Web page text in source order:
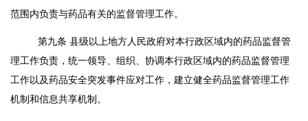
范围内负责与药品有关的监督管理工作。
第九条 县级以上地方人民政府对本行政区域内的药品监督管
理工作负责，统一领导、组织、协调本行政区域内的药品监督管理
工作以及药品安全突发事件应对工作，建立健全药品监督管理工作
机制和信息共享机制。